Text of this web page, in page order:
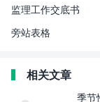
监理工作交底书
旁站表格
相关文章
季节